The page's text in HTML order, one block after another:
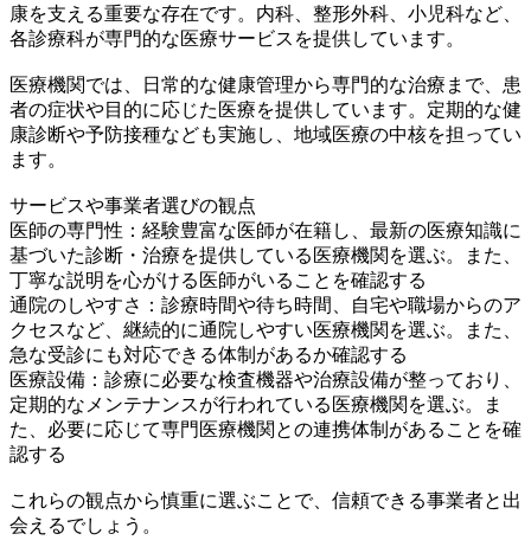
康を支える重要な存在です。内科、整形外科、小児科など、
各診療科が専門的な医療サービスを提供しています。
医療機関では、日常的な健康管理から専門的な治療まで、患
者の症状や目的に応じた医療を提供しています。定期的な健
康診断や予防接種なども実施し、地域医療の中核を担ってい
ます。
サービスや事業者選びの観点
医師の専門性：経験豊富な医師が在籍し、最新の医療知識に
基づいた診断・治療を提供している医療機関を選ぶ。また、
丁寧な説明を心がける医師がいることを確認する
通院のしやすさ：診療時間や待ち時間、自宅や職場からのア
クセスなど、継続的に通院しやすい医療機関を選ぶ。また、
急な受診にも対応できる体制があるか確認する
医療設備：診療に必要な検査機器や治療設備が整っており、
定期的なメンテナンスが行われている医療機関を選ぶ。ま
た、必要に応じて専門医療機関との連携体制があることを確
認する
これらの観点から慎重に選ぶことで、信頼できる事業者と出
会えるでしょう。